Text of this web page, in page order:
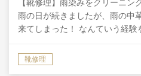
【靴修理】雨染みをクリーニン
雨の日が続きましたが、雨の中
来てしまった！ なんていう経験
靴修理